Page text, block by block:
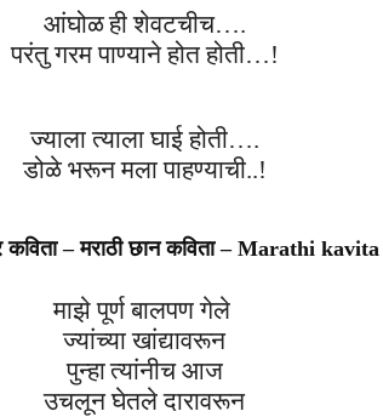
आंघोळहीशेवटचीच….
परंतुगरमपाण्याने होत होती…!
ज्याला त्याला घाईहोती….
डोळे भरूनमलापाहण्याची..!
– मराठी छान कविता – Marathi kavita
माझे पूर्ण बालपण गेले
ज्यांच्याखांद्यावरून
पुन्हात्यांनीच आज
उचलूनघेतले दारावरून